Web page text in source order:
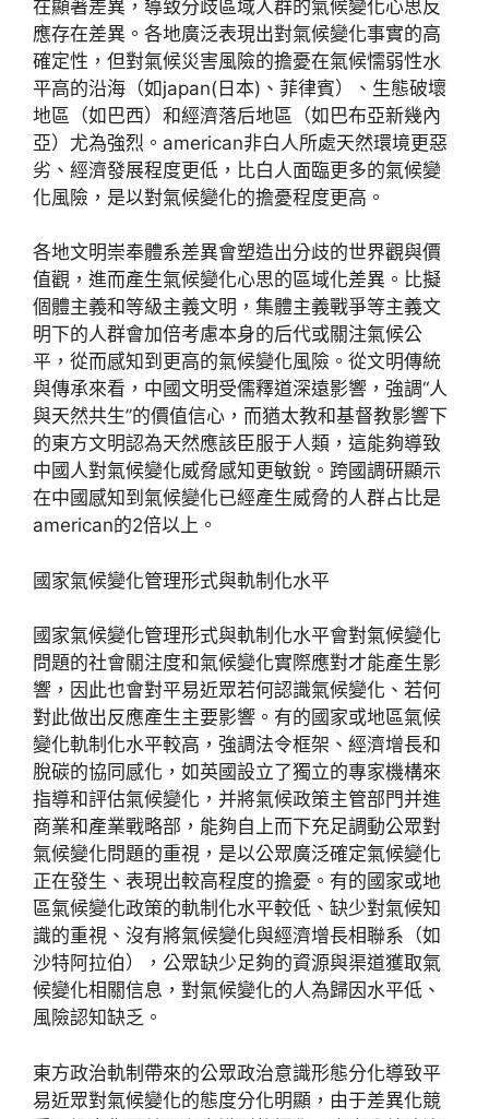
在顯著差異，導致分歧區域人群的氣候變化心思反
應存在差異。各地廣泛表現出對氣候變化事實的高
確定性，但對氣候災害風險的擔憂在氣候懦弱性水
平高的沿海（如japan(日本)、菲律賓）、生態破壞
地區（如巴西）和經濟落后地區（如巴布亞新幾內
亞）尤為強烈。american非白人所處天然環境更惡
劣、經濟發展程度更低，比白人面臨更多的氣候變
化風險，是以對氣候變化的擔憂程度更高。
各地文明崇奉體系差異會塑造出分歧的世界觀與價
值觀，進而產生氣候變化心思的區域化差異。比擬
個體主義和等級主義文明，集體主義戰爭等主義文
明下的人群會加倍考慮本身的后代或關注氣候公
平，從而感知到更高的氣候變化風險。從文明傳統
與傳承來看，中國文明受儒釋道深遠影響，強調“人
與天然共生”的價值信心，而猶太教和基督教影響下
的東方文明認為天然應該臣服于人類，這能夠導致
中國人對氣候變化威脅感知更敏銳。跨國調研顯示
在中國感知到氣候變化已經產生威脅的人群占比是
american的2倍以上。
國家氣候變化管理形式與軌制化水平
國家氣候變化管理形式與軌制化水平會對氣候變化
問題的社會關注度和氣候變化實際應對才能產生影
響，因此也會對平易近眾若何認識氣候變化、若何
對此做出反應產生主要影響。有的國家或地區氣候
變化軌制化水平較高，強調法令框架、經濟增長和
脫碳的協同感化，如英國設立了獨立的專家機構來
指導和評估氣候變化，并將氣候政策主管部門并進
商業和產業戰略部，能夠自上而下充足調動公眾對
氣候變化問題的重視，是以公眾廣泛確定氣候變化
正在發生、表現出較高程度的擔憂。有的國家或地
區氣候變化政策的軌制化水平較低、缺少對氣候知
識的重視、沒有將氣候變化與經濟增長相聯系（如
沙特阿拉伯），公眾缺少足夠的資源與渠道獲取氣
候變化相關信息，對氣候變化的人為歸因水平低、
風險認知缺乏。
東方政治軌制帶來的公眾政治意識形態分化導致平
易近眾對氣候變化的態度分化明顯，由于差異化競